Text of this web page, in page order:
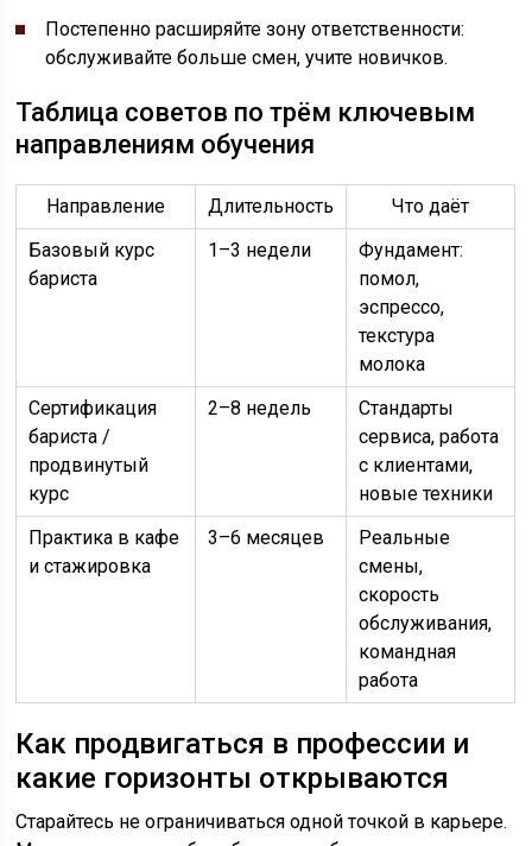
Постепенно расширяйте зону ответственности:
обслуживайте больше смен, учите новичков.
Таблица советов по трём ключевым
направлениям обучения
Направление Длительность
Что даёт
Базовый курс
бариста
1–3 недели
Фундамент:
помол,
эспрессо,
текстура
молока
Сертификация
бариста /
продвинутый
курс
2–8 недель
Стандарты
сервиса, работа
с клиентами,
новые техники
Практика в кафе
и стажировка
3–6 месяцев
Реальные
смены,
скорость
обслуживания,
командная
работа
Как продвигаться в профессии и
какие горизонты открываются
Старайтесь не ограничиваться одной точкой в карьере.